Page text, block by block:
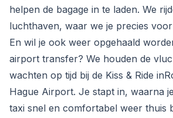
helpen de bagage in te laden. We
luchthaven, waar we je precies
En wil je ook weer opgehaald
airport transfer? We houden de
wachten op tijd bij de Kiss & Ride
Hague Airport. Je stapt in, waarna
taxi snel en comfortabel weer thuis